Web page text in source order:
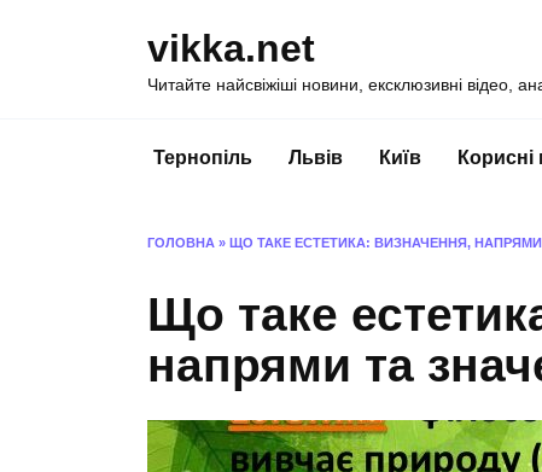
vikka.net
Читайте найсвіжіші новини, ексклюзивні відео,
Тернопіль Львів Київ
ГОЛОВНА » ЩО ТАКЕ ЕСТЕТИКА: ВИЗНАЧЕННЯ, НАПРЯМИ
Що таке
напрями та